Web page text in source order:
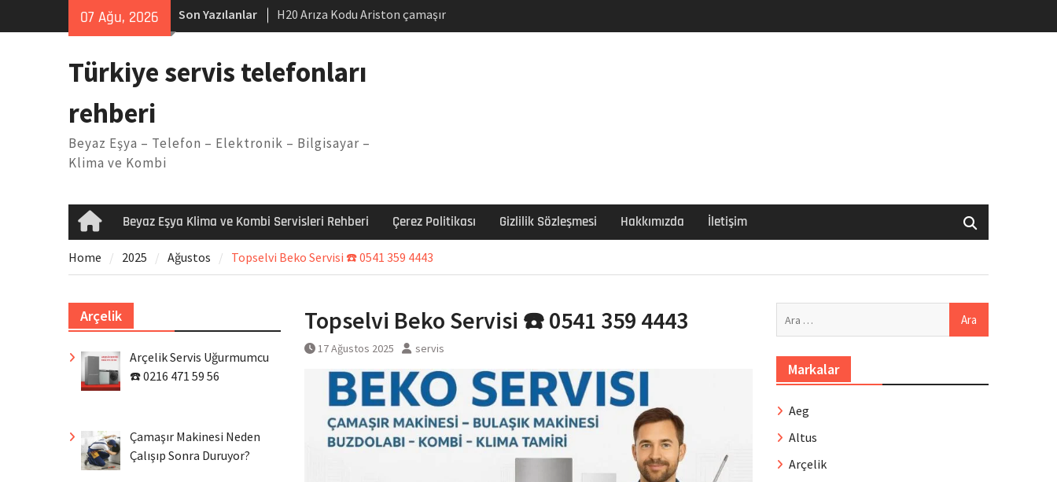
07 Ağu, 2026 Son Yazılanlar
H20 Arıza Kodu Ariston çamaşır
makinesi Sorunu
Arçelik buzdolabı F5 Hatası Çözüm
Ferroli klima E3 Arızası Çözümü
Türkiye servis telefonları
rehberi
Beyaz Eşya – Telefon – Elektronik – Bilgisayar –
Klima ve Kombi
HomeBeyaz Eşya Klima ve Kombi Servisleri Rehberi Çerez Politikası Gizlilik Sözleşmesi Hakkımızda İletişim
Home 2025 Ağustos Topselvi Beko Servisi ☎️ 0541 359 4443
Topselvi Beko Servisi ☎️ 0541 359 4443
17 Ağustos 2025 servis
Markalar
Aeg
Altus
Arçelik
Arçelik
Arçelik Servis Uğurmumcu
☎️ 0216 471 59 56
Çamaşır Makinesi Neden
Çalışıp Sonra Duruyor?